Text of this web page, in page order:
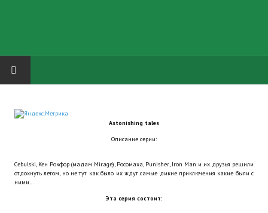
Русская биржа
Теневой кардинал для Обливиона
Astonishing tales
Описание серии:
Cebulski, Кен Рокфор (мадам Mirage), Росомаха, Punisher, Iron Man и их друзья решили
отдохнуть летом, но не тут как было их ждут самые дикие приключения какие были с
ними…
Эта серия состоит: